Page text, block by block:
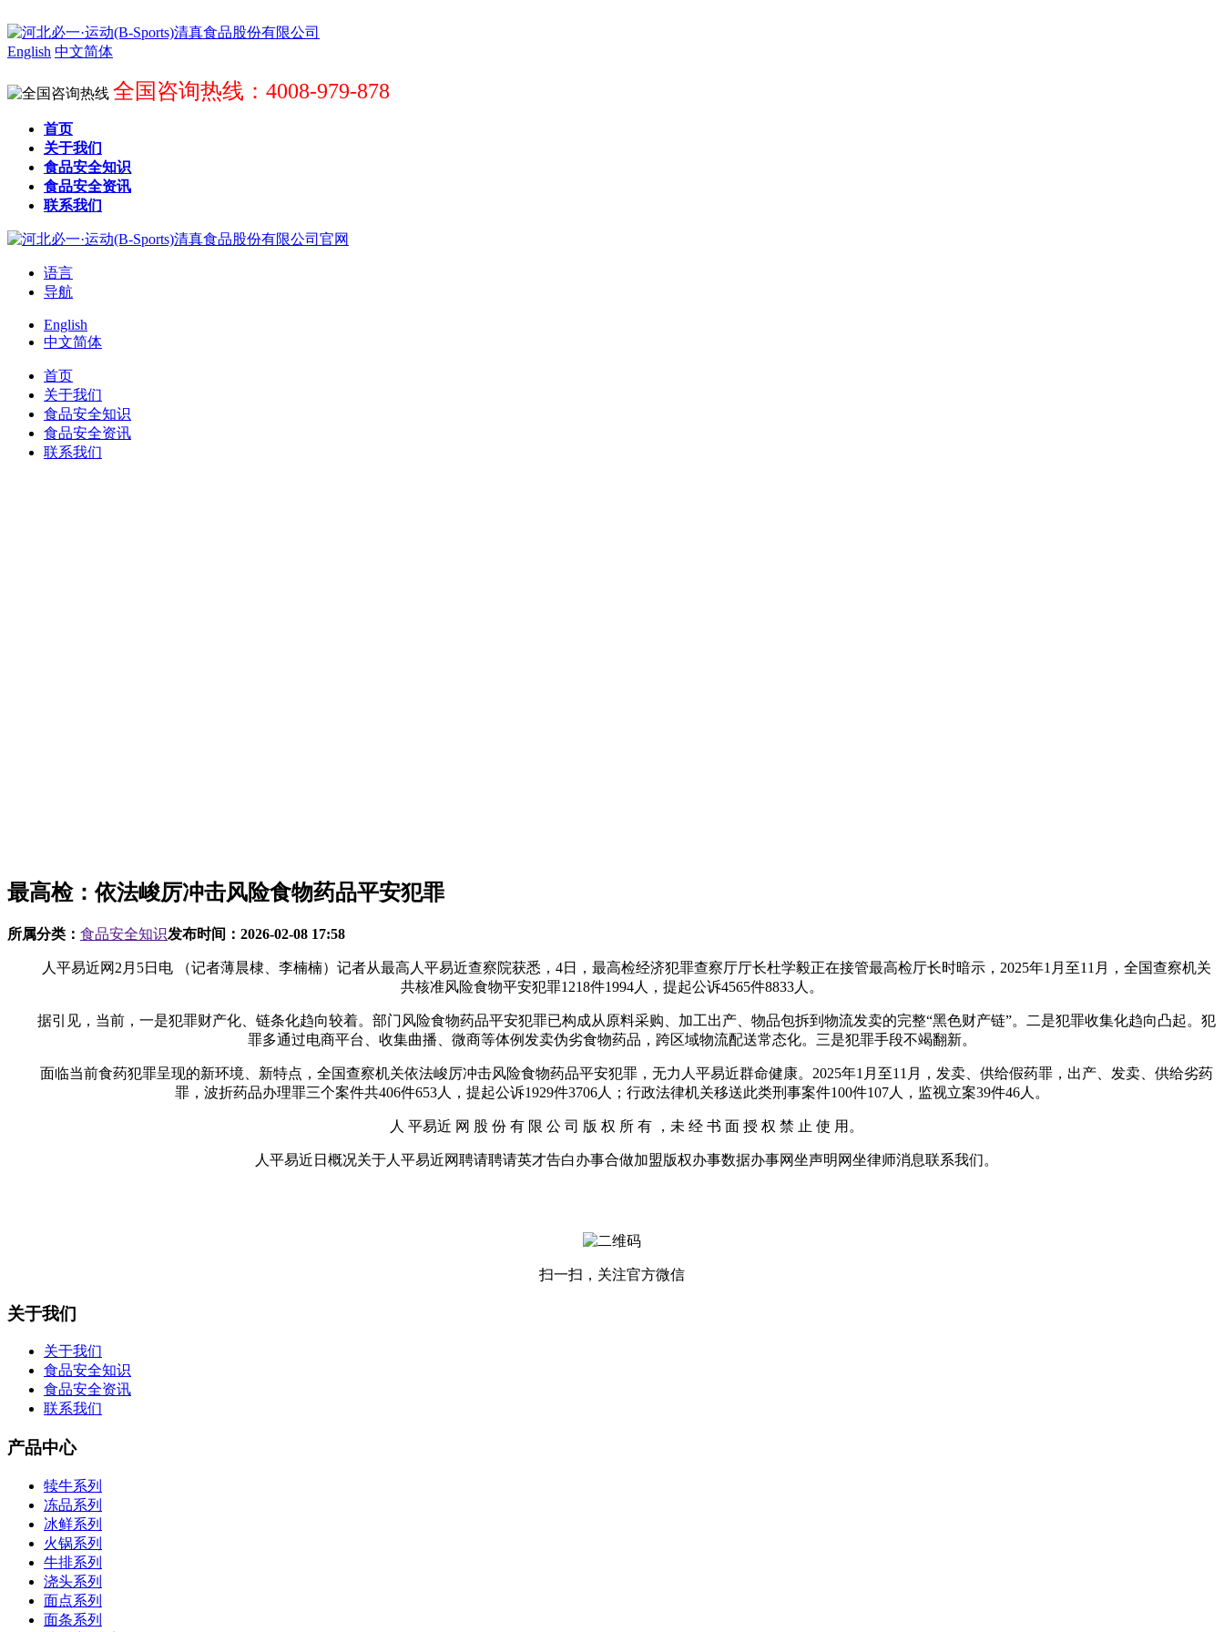
English 中文简体
全国咨询热线：4008-979-878
首页
关于我们
食品安全知识
食品安全资讯
联系我们
语言
导航
English
中文简体
首页
关于我们
食品安全知识
食品安全资讯
联系我们
最高检：依法峻厉冲击风险食物药品平安犯罪
所属分类： 食品安全知识发布时间： 2026-02-08 17:58
人平易近网2月5日电 （记者薄晨棣、李楠楠）记者从最高人平易近查察院获悉，4日，最高检经济犯罪查察厅厅长杜学毅正在接管最高检厅长时暗示，2025年1月至11月，全国查察机关
共核准风险食物平安犯罪1218件1994人，提起公诉4565件8833人。
据引见，当前，一是犯罪财产化、链条化趋向较着。部门风险食物药品平安犯罪已构成从原料采购、加工出产、物品包拆到物流发卖的完整“黑色财产链”。二是犯罪收集化趋向凸起。犯
罪多通过电商平台、收集曲播、微商等体例发卖伪劣食物药品，跨区域物流配送常态化。三是犯罪手段不竭翻新。
面临当前食药犯罪呈现的新环境、新特点，全国查察机关依法峻厉冲击风险食物药品平安犯罪，无力人平易近群命健康。2025年1月至11月，发卖、供给假药罪，出产、发卖、供给劣药
罪，波折药品办理罪三个案件共406件653人，提起公诉1929件3706人；行政法律机关移送此类刑事案件100件107人，监视立案39件46人。
人 平易近 网 股 份 有 限 公 司 版 权 所 有 ，未 经 书 面 授 权 禁 止 使 用。
人平易近日概况关于人平易近网聘请聘请英才告白办事合做加盟版权办事数据办事网坐声明网坐律师消息联系我们。
扫一扫，关注官方微信
关于我们
关于我们
食品安全知识
食品安全资讯
联系我们
产品中心
犊牛系列
冻品系列
冰鲜系列
火锅系列
牛排系列
浇头系列
面点系列
面条系列